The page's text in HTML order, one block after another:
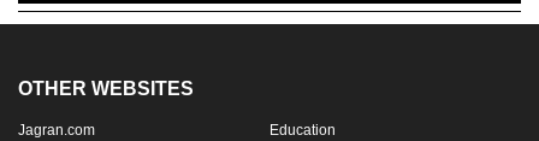
OTHER WEBSITES
Jagran.com Education